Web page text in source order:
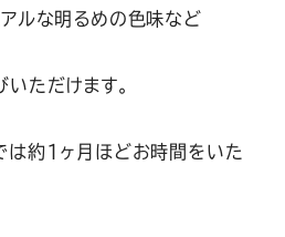
ルな明るめの色味など
ただけます。
は約1ヶ月ほどお時間をいた